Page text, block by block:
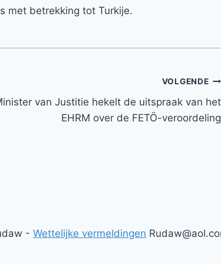
met betrekking tot Turkije.
VOLGENDE
van Justitie hekelt de uitspraak van het
EHRM over de FETÖ-veroordeling
- Wettelijke vermeldingen